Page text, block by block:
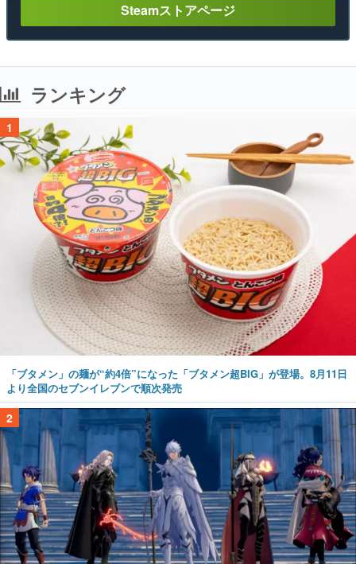
Steamストアページ
ランキング
1
「ブタメン」の麺が“約4倍”になった「ブタメン超BIG」が登場。8月11日
より全国のセブンイレブンで順次発売
2